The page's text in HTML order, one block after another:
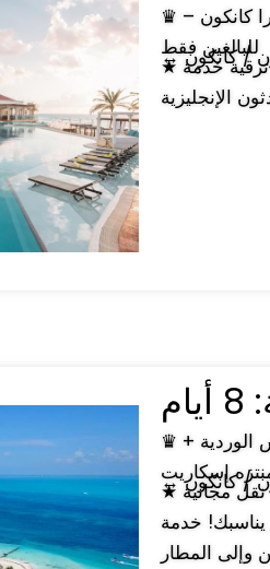
♛ فندق شامل كليًا من فئة 5 نجوم، جدير بالتصوير على إنستغرام: حياة زيلارا كانكون –
للبالغين فقط
/ كانكون ★ أبرز ما يميز الفندق: • فندق شامل كليًا من فئة 5 نجوم • يمكنك الدفع مقابل ترقية خدمة
الإنجليزية
♛ جولة كانكون الفاخرة مع جولات اختيارية: جولات اختيارية لبحيرة لاس كولوراداس الوردية +
إسكاريت
/ كانكون ★ أبرز الميزات: مغادرة يومية مضمونة (راكبان على الأقل لكل مجموعة). خدمة نقل مجانية
خدمة
وإلى المطار